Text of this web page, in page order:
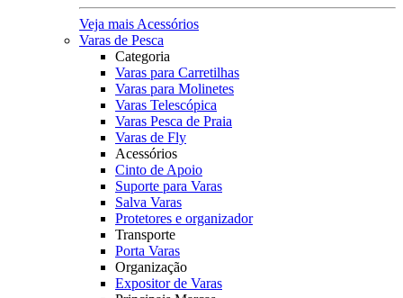
Veja mais Acessórios
Varas de Pesca
Categoria
Varas para Carretilhas
Varas para Molinetes
Varas Telescópica
Varas Pesca de Praia
Varas de Fly
Acessórios
Cinto de Apoio
Suporte para Varas
Salva Varas
Protetores e organizador
Transporte
Porta Varas
Organização
Expositor de Varas